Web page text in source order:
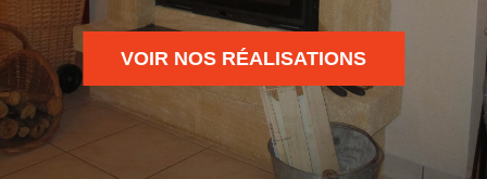
VOIR NOS RÉALISATIONS